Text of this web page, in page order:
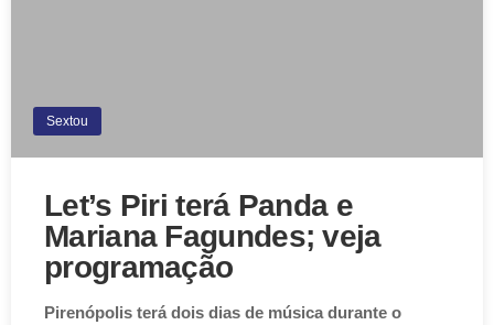
Sextou
Let’s Piri terá Panda e
Mariana Fagundes; veja
programação
Pirenópolis terá dois dias de música durante o